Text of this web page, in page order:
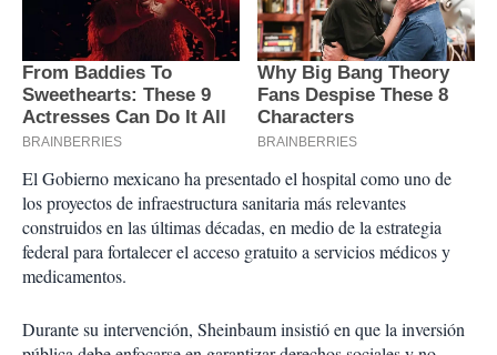
El Gobierno mexicano ha presentado el hospital como uno de
los proyectos de infraestructura sanitaria más relevantes
construidos en las últimas décadas, en medio de la estrategia
federal para fortalecer el acceso gratuito a servicios médicos y
medicamentos.
Durante su intervención, Sheinbaum insistió en que la inversión